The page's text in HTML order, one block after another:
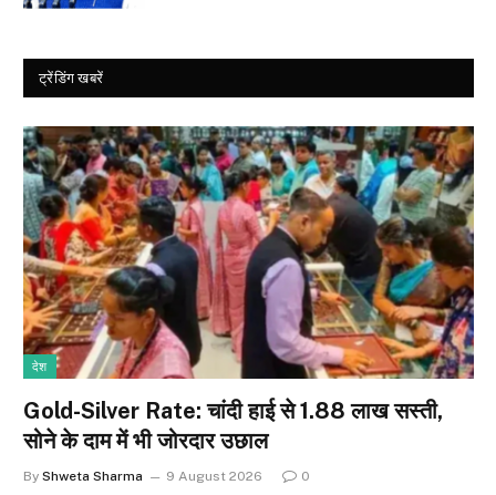
ट्रेंडिंग खबरें
देश
Gold-Silver Rate: चांदी हाई से ₹1.88 लाख सस्ती,
सोने के दाम में भी जोरदार उछाल
By Shweta Sharma 9 August 2026 0